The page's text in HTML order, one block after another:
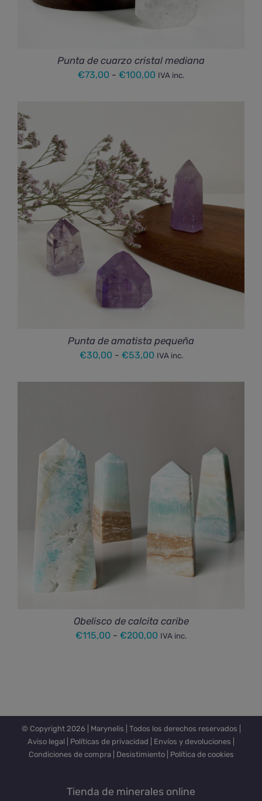
Punta de cuarzo cristal mediana
€73,00 - €100,00 Rango
€100,00
IVA inc.
Punta de amatista pequeña
€30,00 - €53,00Rango
IVA inc.
Obelisco de calcita caribe
€115,00 - €200,00 Rango
hasta
€200,00
IVA inc.
© Copyright 2026 | Marynelis | Todos los derechos reservados |
Aviso legal
Políticas de privacidad Envíos y devoluciones
Condiciones de compra| Desistimiento| Política de cookies
Tienda de minerales online